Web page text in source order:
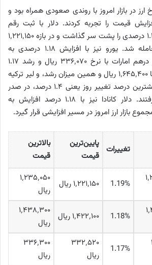
ارز در بازار امروز با روندی صعودی همراه بود و
قیمت را تجربه کردند. دلار با ثبت رقم
۱٬۲۳۴٬۴۵۰ ریال رشد ۱.۱۹ درصدی را پشت سر گذاشت و در بازه ۱٬۲۲۱٬۱۵۰
تا ۱٬۲۳۵٬۰۵۰ ریال معامله شد. یورو نیز با افزایش ۱.۱۸ درصدی به
۱٬۴۳۷٬۳۰۰ ریال رسید. درهم امارات با نرخ ۳۳۶٬۰۷۰ ریال و رشد ۱.۱۷
درصدی، پوند انگلیس با ۱٬۶۴۵٬۴۰۰ ریال و همین میزان رشد، و لیر ترکیه
نیز با ۲۸٬۹۰۰ ریال و بیشترین درصد تغییر روز یعنی ۱.۴ درصد، در صدر
تغییرات امروز قرار گرفتند. دلار کانادا نیز با ۱.۱۸ درصد افزایش به
تغییرات
پایین‌ترین
قیمت
بالاترین
قیمت
1.19% ۱٬۲۲۱٬۱۵۰ ریال
۱٬۲۳۵٬۰۵۰
ریال
1.18% ۱٬۴۲۲٬۱۰۰ ریال
۱٬۴۳۸٬۳۰۰
ریال
1.17%
۳۳۲٬۵۲۰
ریال
۳۳۶٬۳۰۰
ریال